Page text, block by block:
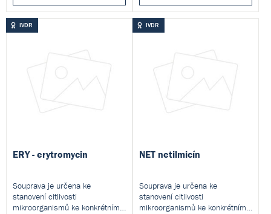
IVDR
ERY - erytromycin
Souprava je určena ke
stanovení citlivosti
mikroorganismů ke konkrétnímu
IVDR
NET netilmicín
Souprava je určena ke
stanovení citlivosti
mikroorganismů ke konkrétnímu